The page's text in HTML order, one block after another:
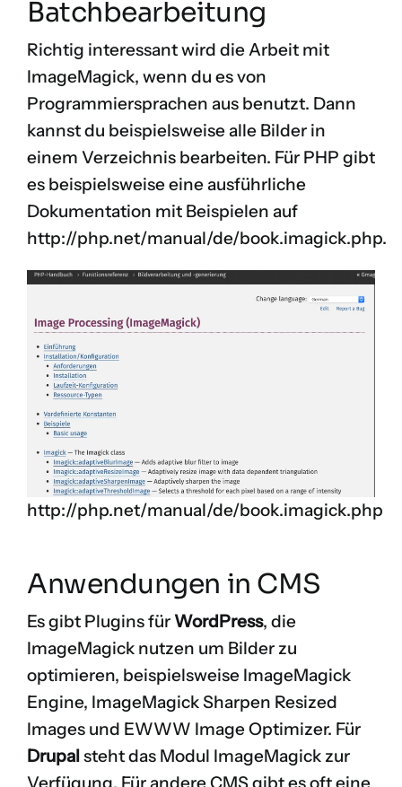
Batchbearbeitung
Richtig interessant wird die Arbeit mit
ImageMagick, wenn du es von
Programmiersprachen aus benutzt. Dann
kannst du beispielsweise alle Bilder in
einem Verzeichnis bearbeiten. Für PHP gibt
es beispielsweise eine ausführliche
Dokumentation mit Beispielen auf
http://php.net/manual/de/book.imagick.php.
http://php.net/manual/de/book.imagick.php
Anwendungen in CMS
Es gibt Plugins für WordPress, die
ImageMagick nutzen um Bilder zu
optimieren, beispielsweise ImageMagick
Engine, ImageMagick Sharpen Resized
Images und EWWW Image Optimizer. Für
Drupal steht das Modul ImageMagick zur